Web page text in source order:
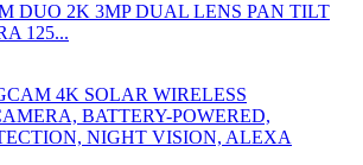
DUO 2K 3MP DUAL LENS PAN TILT
125...